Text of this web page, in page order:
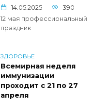
14.05.2025
390
12 мая профессиональный
праздник
ЗДОРОВЬЕ
Всемирная неделя
иммунизации
проходит с 21 по 27
апреля